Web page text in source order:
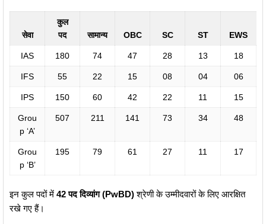
सेवा
कुल
पद
सामान्य OBC SC ST EWS
IAS 180 74 47 28 13 18
IFS 55 22 15 08 04 06
IPS 150 60 42 22 11 15
Grou
p ‘A’
507 211 141 73 34 48
Grou
p ‘B’
195 79 61 27 11 17
इन कुल पदों में 42 पद दिव्यांग (PwBD)श्रेणी के उम्मीदवारों के लिए आरक्षित
रखे गए हैं।